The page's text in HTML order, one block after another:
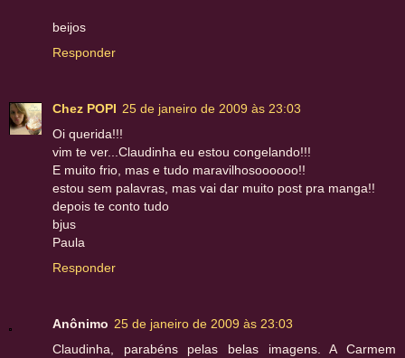
beijos
Responder
Chez POPI 25 de janeiro de 2009 às 23:03
Oi querida!!!
vim te ver...Claudinha eu estou congelando!!!
E muito frio, mas e tudo maravilhosoooooo!!
estou sem palavras, mas vai dar muito post pra manga!!
depois te conto tudo
bjus
Paula
Responder
Anônimo 25 de janeiro de 2009 às 23:03
Claudinha, parabéns pelas belas imagens. A Carmem